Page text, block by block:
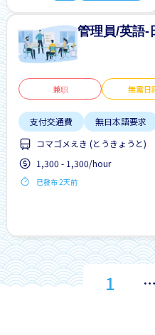
管理員/英語-
兼职 無需日
支付交通費 無日本語要求
コマゴメえき (とうきょうと)
1,300 - 1,300/hour
已發布 2天前
1 …